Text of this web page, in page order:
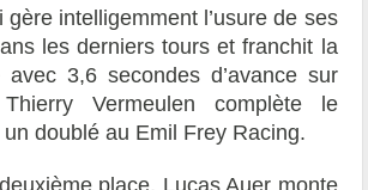
gère intelligemment l’usure de ses
les derniers tours et franchit la
avec 3,6 secondes d’avance sur
Vermeulen complète le
doublé au Emil Frey Racing.
place, Lucas Auer monte